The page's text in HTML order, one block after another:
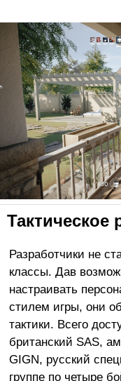
Тактическое
Разработчики не
классы. Дав
настраивать
стилем игры, они
тактики. Всего
британский SAS,
GIGN, русский
группе по четыре